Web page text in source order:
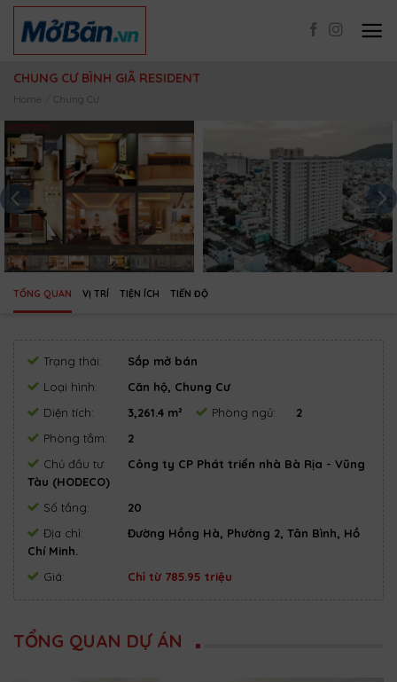
Skip
content
CHUNG CƯ BÌNH GIÃ RESIDENT
Home Chung Cư
TỔNG QUAN VỊ TRÍ TIỆN ÍCH TIẾN ĐỘ
Trạng thái:
Sắp mở bán
Loại hình:
Căn hộ, Chung Cư
Diện tích:
3,261.4 m² Phòng ngủ:
2
Phòng tắm:
2
Chủ đầu tư:
Công ty CP Phát triển nhà Bà Rịa - Vũng
Tàu (HODECO)
Số tầng:
20
Địa chỉ:
Đường Hồng Hà, Phường 2, Tân Bình, Hồ
Chí Minh.
Giá:
Chỉ từ 785.95 triệu
TỔNG QUAN DỰ ÁN